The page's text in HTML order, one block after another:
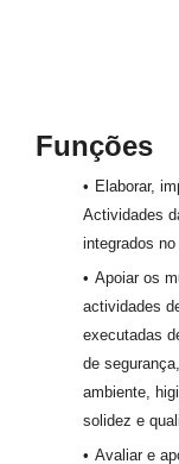
Funções
Elaborar,
Actividades
integrados
Apoiar os
actividades
executadas
de
ambiente,
solidez e
Avaliar e